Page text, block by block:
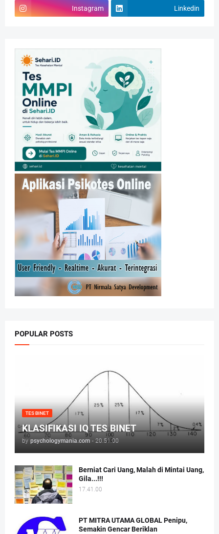
Instagram Linkedin
POPULAR POSTS
TES BINET
KLASIFIKASI IQ TES BINET
by psychologymania.com - 20.51.00
Berniat Cari Uang, Malah di Mintai Uang,
Gila...!!!
17.41.00
PT MITRA UTAMA GLOBAL Penipu,
Semakin Gencar Beriklan